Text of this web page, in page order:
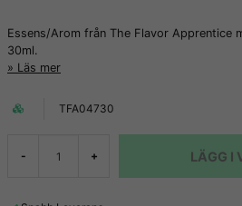
Essens/Arom från The Flavor Apprentice
30ml.
Läs mer
TFA04730
- + LÄGG I